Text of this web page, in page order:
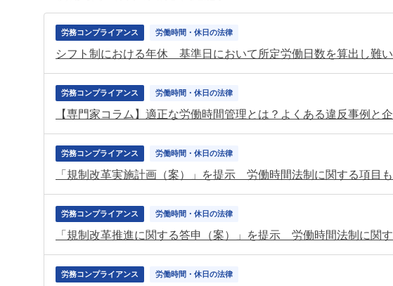
労務コンプライアンス 労働時間・休日の法律
労務コンプライアンス 労働時間・休日の法律
【専門家コラム】適正な労働時間管理とは？よくある違反事例と
労務コンプライアンス 労働時間・休日の法律
「規制改革実施計画（案）」を提示 労働時間法制に関する項目
労務コンプライアンス 労働時間・休日の法律
労務コンプライアンス 労働時間・休日の法律